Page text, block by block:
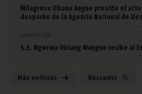
Milagrosa Obono Angue preside el
despacho de la Agencia Nacional de
agosto 07, 2026
S.E. Nguema Obiang Mangue recibe al
Más noticias Búscador